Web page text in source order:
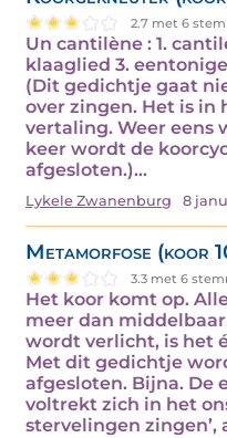
2.7 met 6
Un cantilène : 1.
klaaglied 3.
(Dit gedichtje gaat
over zingen. Het is in
vertaling. Weer eens
keer wordt de
afgesloten.)…
Lykele Zwanenburg 8
Metamorfose (koor
3.3 met 6
Het koor komt op.
meer dan
wordt verlicht, is het
Met dit gedichtje
afgesloten. Bijna. De
voltrekt zich in het
stervelingen